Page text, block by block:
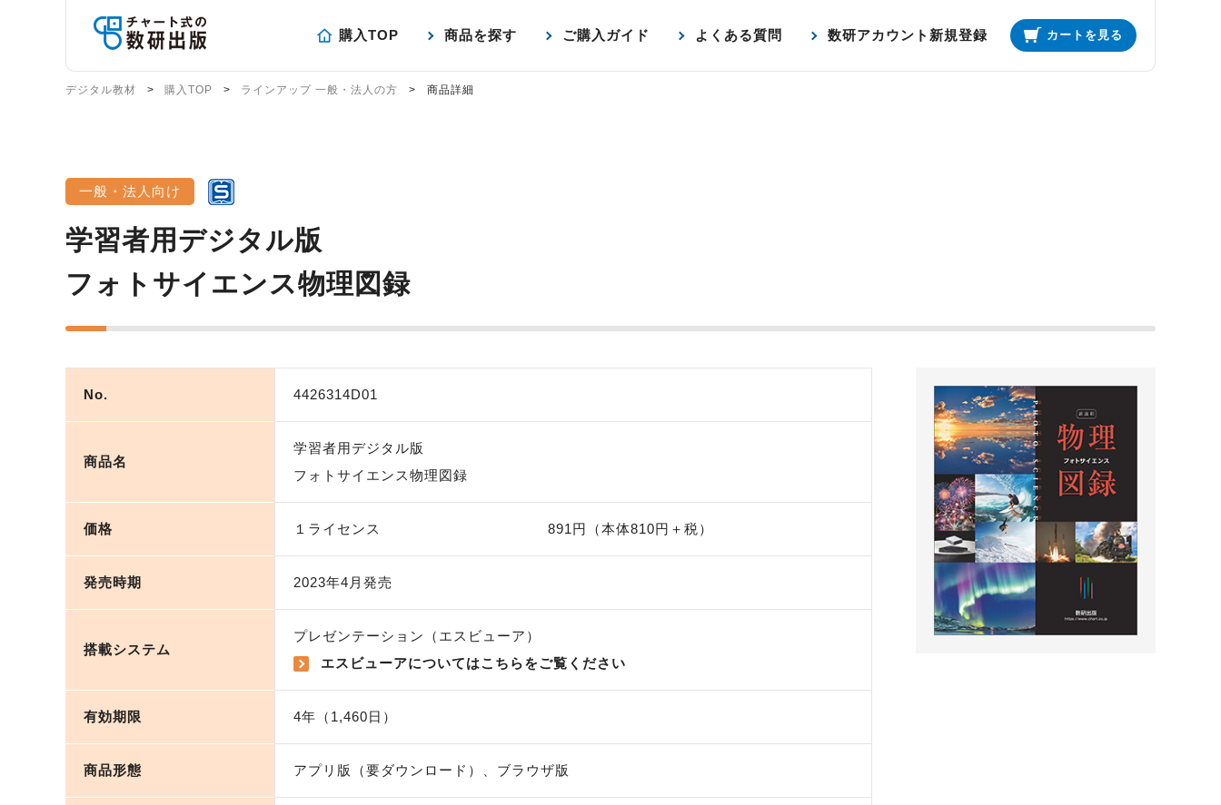
購入TOP 商品を探す ご購入ガイド よくある質問 数研アカウント新規登録 カートを見る
デジタル教材 購入TOP ラインアップ 一般・法人の方 商品詳細
一般・法人向け
学習者用デジタル版
フォトサイエンス物理図録
No. 4426314D01
商品名
学習者用デジタル版
フォトサイエンス物理図録
価格 １ライセンス 891円 （本体810円＋税）
発売時期 2023年4月発売
搭載システム
プレゼンテーション（エスビューア）
エスビューアについてはこちらをご覧ください
有効期限 4年（1,460日）
商品形態 アプリ版（要ダウンロード）、ブラウザ版